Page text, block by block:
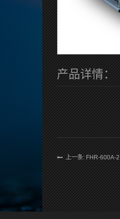
产品详情：
上一条: FHR-600A-2